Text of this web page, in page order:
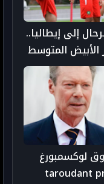
إلى إيطاليا..
لوكسمبورغ